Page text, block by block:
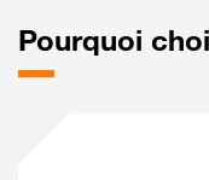
Pourquoi